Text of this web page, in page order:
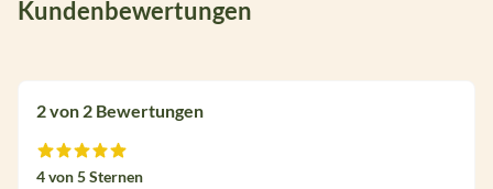
Kundenbewertungen
2 von 2 Bewertungen
Durchschnittliche Bewertung von 4 von 5 Sternen
4 von 5 Sternen